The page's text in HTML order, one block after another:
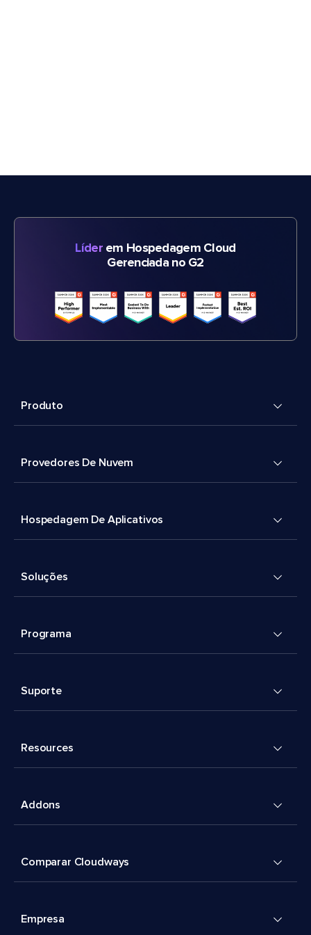
Líderem Hospedagem Cloud
Gerenciada no G2
Produto
Provedores De Nuvem
Hospedagem De Aplicativos
Soluções
Programa
Suporte
Resources
Addons
Comparar Cloudways
Empresa